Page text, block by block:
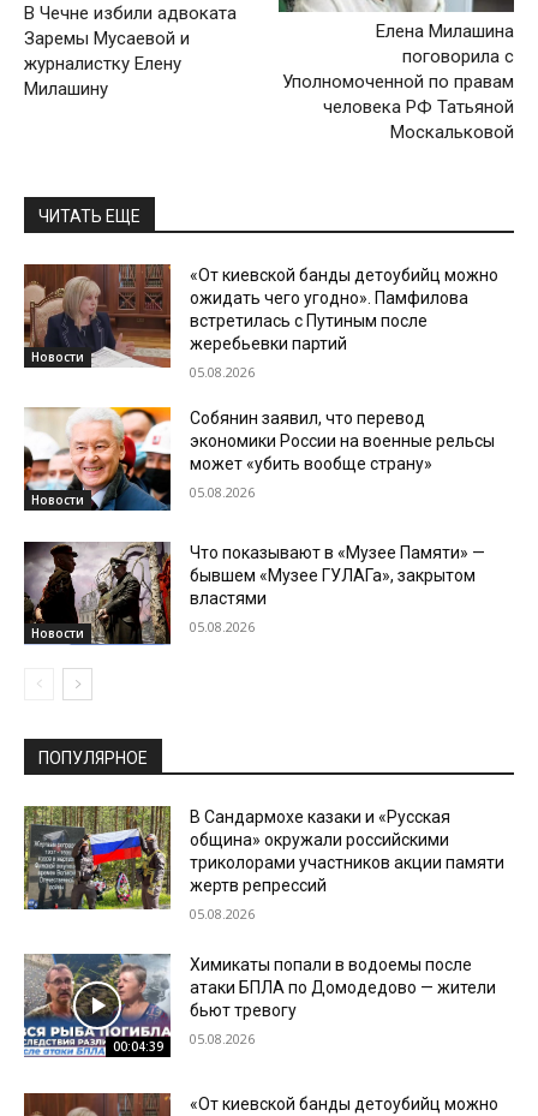
В Чечне избили адвоката
Заремы Мусаевой и
журналистку Елену
Милашину
Елена Милашина
поговорила с
Уполномоченной по правам
человека РФ Татьяной
Москальковой
ЧИТАТЬ ЕЩЕ
Новости
«От киевской банды детоубийц можно
ожидать чего угодно». Памфилова
встретилась с Путиным после
жеребьевки партий
05.08.2026
Новости
Собянин заявил, что перевод
экономики России на военные рельсы
может «убить вообще страну»
05.08.2026
Новости
Что показывают в «Музее Памяти» —
бывшем «Музее ГУЛАГа», закрытом
властями
05.08.2026
ПОПУЛЯРНОЕ
В Сандармохе казаки и «Русская
община» окружали российскими
триколорами участников акции памяти
жертв репрессий
05.08.2026
00:04:39
Химикаты попали в водоемы после
атаки БПЛА по Домодедово — жители
бьют тревогу
05.08.2026
«От киевской банды детоубийц можно